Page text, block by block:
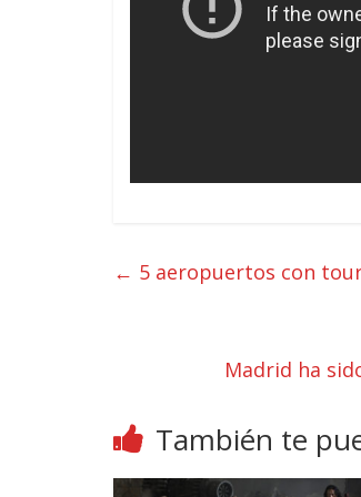
← 5 aeropuertos con
Madrid ha
También te